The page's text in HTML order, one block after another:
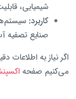
شیمیایی،
کاربرد:
صنایع تصفیه
اگر نیاز به اطلاعات
می‌کنیم صفحه